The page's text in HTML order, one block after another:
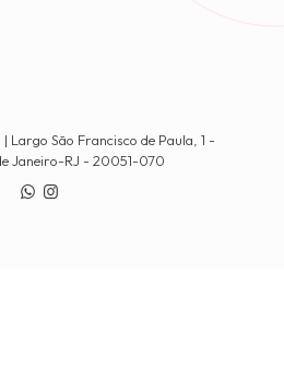
São Francisco de Paula, 1 -
Janeiro-RJ - 20051-070